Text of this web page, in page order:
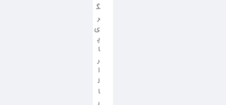
گ
ر
ی
پ
ا
ر
ا
ل
ا
ر